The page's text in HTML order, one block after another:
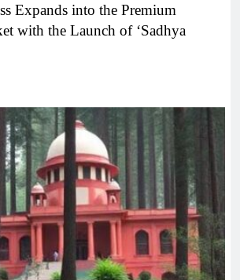
Expands into the Premium
with the Launch of ‘Sadhya